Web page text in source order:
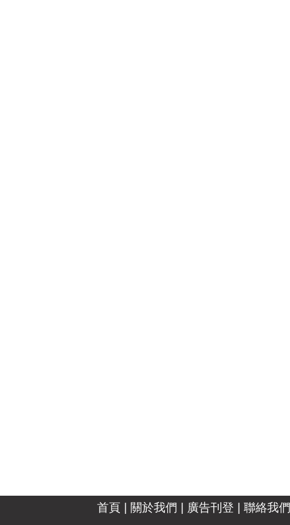
首頁 關於我們 廣告刊登
聯絡我們